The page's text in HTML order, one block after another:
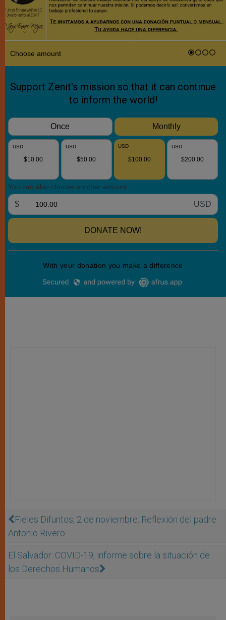
Fieles Difuntos, 2 de noviembre: Reflexión del padre
Antonio Rivero
El Salvador: COVID-19, informe sobre la situación de
los Derechos Humanos